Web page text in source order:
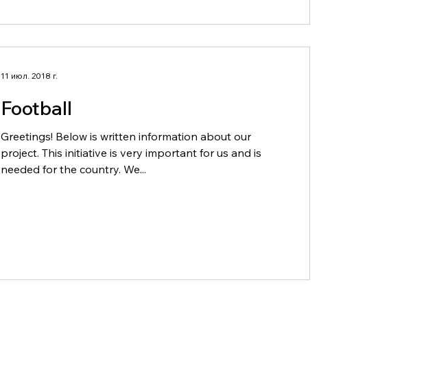
Football
Greetings! Below is written information about our
project. This initiative is very important for us and is
needed for the country. We...
11 июл. 2018 г.